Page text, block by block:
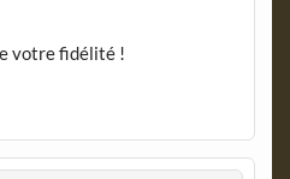
votre fidélité !